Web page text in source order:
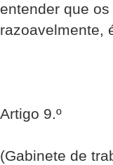
entender que
razoavelmente,
Artigo 9.º
(Gabinete de